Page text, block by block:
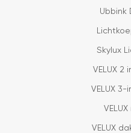
Ubbink
Skylux
VELUX 2
VELUX
VELUX